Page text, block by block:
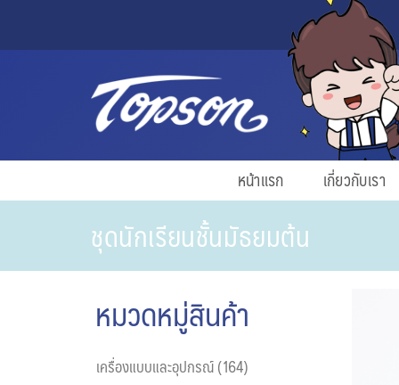
หน้าแรก เกี่ยวกับเรา
ชุดนักเรียนชั้นมัธยมต้น
หมวดหมู่สินค้า
เครื่องแบบและอุปกรณ์ (164)